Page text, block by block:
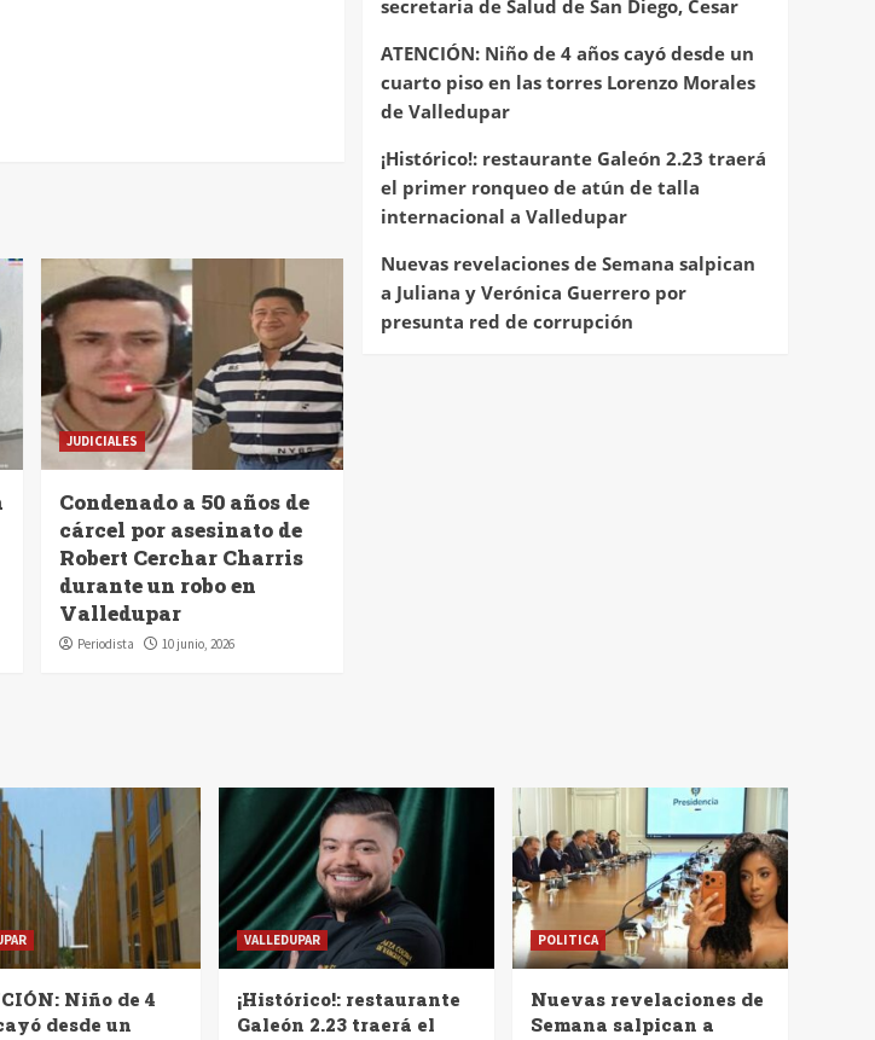
JUDICIALES
Condenado a 50 años de
cárcel por asesinato de
Robert Cerchar Charris
durante un robo en
Valledupar
Periodista 10 junio, 2026
secretaria de Salud de San Diego, Cesar
ATENCIÓN: Niño de 4 años cayó desde un
cuarto piso en las torres Lorenzo Morales
de Valledupar
¡Histórico!: restaurante Galeón 2.23 traerá
el primer ronqueo de atún de talla
internacional a Valledupar
Nuevas revelaciones de Semana salpican
a Juliana y Verónica Guerrero por
presunta red de corrupción
Niño de 4
desde un
VALLEDUPAR
¡Histórico!: restaurante
Galeón 2.23 traerá el
POLITICA
Nuevas revelaciones de
Semana salpican a